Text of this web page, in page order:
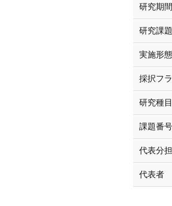
研究期間
研究課題
実施形態
採択フ
研究種
課題番号
代表分
代表者